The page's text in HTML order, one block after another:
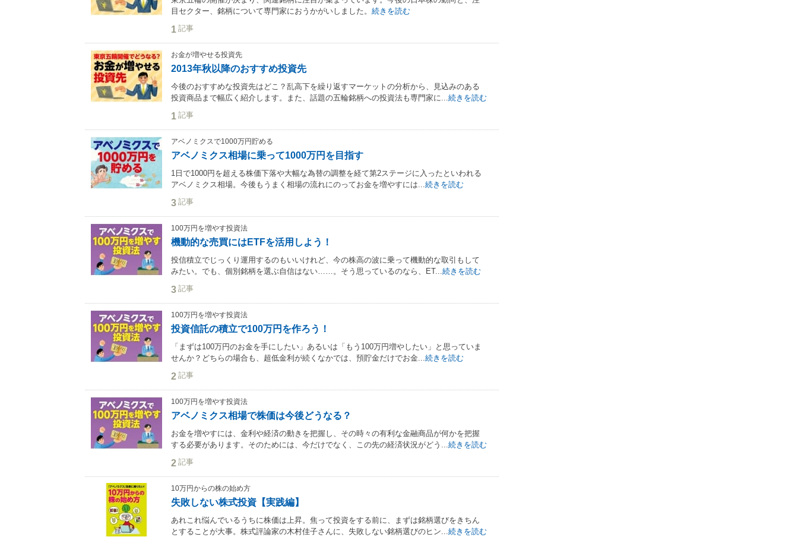
目セクター、銘柄について専門家におうかがいしました。 続きを読む
1 記事
お金が増やせる投資先
2013年秋以降のおすすめ投資先
今後のおすすめな投資先はどこ？乱高下を繰り返すマーケットの分析から、見込みのある
投資商品まで幅広く紹介します。また、話題の五輪銘柄への投資法も専門家に...続きを読む
1 記事
アベノミクスで1000万円貯める
アベノミクス相場に乗って1000万円を目指す
1日で1000円を超える株価下落や大幅な為替の調整を経て第2ステージに入ったといわれる
アベノミクス相場。今後もうまく相場の流れにのってお金を増やすには...続きを読む
3 記事
100万円を増やす投資法
機動的な売買にはETFを活用しよう！
投信積立でじっくり運用するのもいいけれど、今の株高の波に乗って機動的な取引もして
みたい。でも、個別銘柄を選ぶ自信はない……。そう思っているのなら、ET...続きを読む
3 記事
100万円を増やす投資法
投資信託の積立で100万円を作ろう！
「まずは100万円のお金を手にしたい」あるいは「もう100万円増やしたい」と思っていま
せんか？どちらの場合も、超低金利が続くなかでは、預貯金だけでお金...続きを読む
2 記事
100万円を増やす投資法
アベノミクス相場で株価は今後どうなる？
お金を増やすには、金利や経済の動きを把握し、その時々の有利な金融商品が何かを把握
する必要があります。そのためには、今だけでなく、この先の経済状況がどう...続きを読む
2 記事
10万円からの株の始め方
失敗しない株式投資【実践編】
あれこれ悩んでいるうちに株価は上昇。焦って投資をする前に、まずは銘柄選びをきちん
とすることが大事。株式評論家の木村佳子さんに、失敗しない銘柄選びのヒン...続きを読む